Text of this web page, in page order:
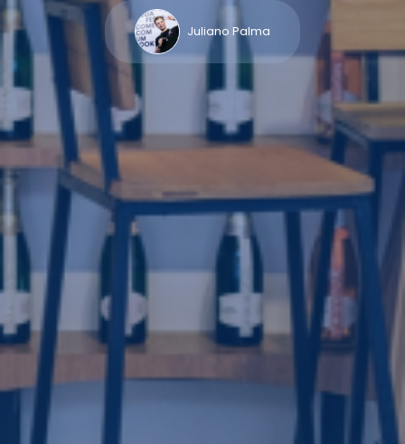
Juliano Palma